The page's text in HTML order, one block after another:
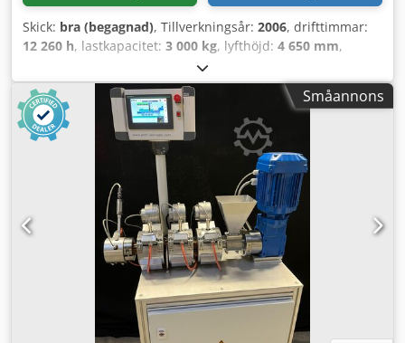
Skick: bra (begagnad), Tillverkningsår: 2006, drifttimmar:
12 260 h, lastkapacitet: 3 000 kg, lyfthöjd: 4 650 mm,
triplex
mm, Linde H30D-01 Triplo 465,
lyftmast/sidoförskjutning/4:e funktion, VW Diesel, 2006.
Video kan skickas via WhatsApp. Vi har ett ständigt förråd,
se vår webbplats. Priserna är exklusive moms och gäller
för avhämtning i Nuland. Van de Wert Trading B.V. har ett
varierande utbud av maskiner, lastbilar, släpvagnar och
tillbehör. Crjdpfx Ajzqmxxjfvjf Alla våra leveranser sker till
handelspriser och i befintligt skick utan garantier (se våra
allmänna villkor). För visning och/eller provkörning,
kontakta oss för att boka en tid. Ring gärna i förväg, vi är
inte alltid på plats. Van de Wert Trading B.V. Bedrijfsstraat
Småannons